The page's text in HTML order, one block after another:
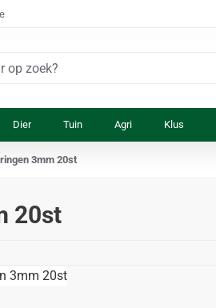
Dier Tuin Agri Klus
20st
3mm 20st